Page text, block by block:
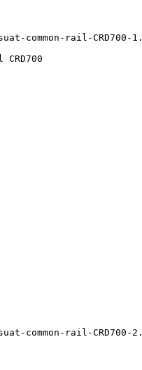
common-rail-CRD700-
common-rail-CRD700-